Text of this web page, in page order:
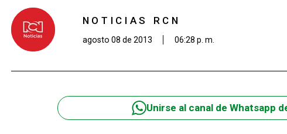
NOTICIAS RCN
agosto 08 de 2013 06:28 p. m.
Unirse al canal de Whatsapp